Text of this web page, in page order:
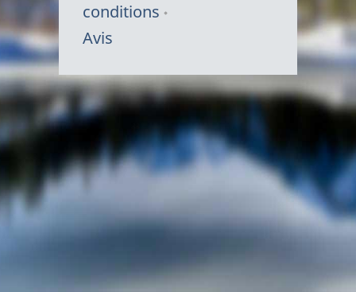
conditions
Avis
Symbole
du
Canada